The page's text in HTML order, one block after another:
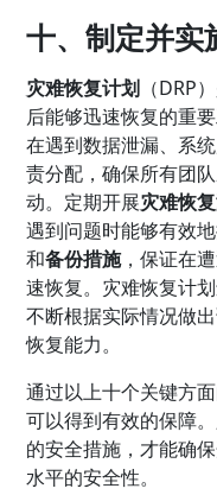
十、制定并实
灾难恢复计划 （DRP
后能够迅速恢复的重
在遇到数据泄漏、系
责分配，确保所有团
动。定期开展灾难恢
遇到问题时能够有效
和备份措施，保证在
速恢复。灾难恢复计
不断根据实际情况做
恢复能力。
通过以上十个关键方
可以得到有效的保障
的安全措施，才能确
水平的安全性。